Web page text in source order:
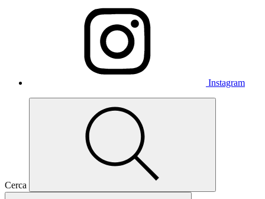
Instagram
Cerca